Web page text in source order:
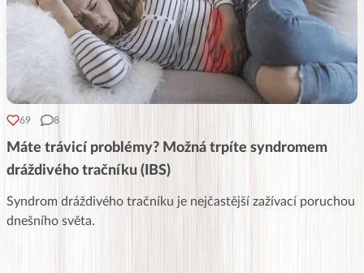
69 8
Máte trávicí problémy? Možná trpíte syndromem
dráždivého tračníku (IBS)
Syndrom dráždivého tračníku je nejčastější zažívací poruchou
dnešního světa.